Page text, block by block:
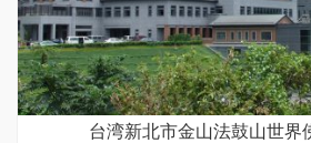
台湾新北市金山法鼓山世界